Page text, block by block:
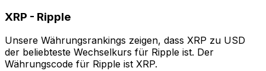
XRP - Ripple
Unsere Währungsrankings zeigen, dass XRP zu USD
der beliebteste Wechselkurs für Ripple ist. Der
Währungscode für Ripple ist XRP.